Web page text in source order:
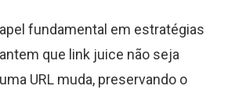
fundamental em estratégias
que link juice não seja
URL muda, preservando o